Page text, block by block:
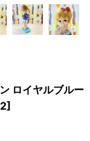
ロイヤルブルー
]